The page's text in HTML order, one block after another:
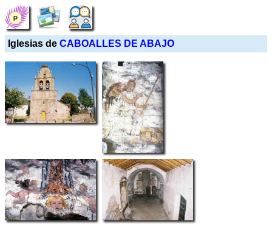
Iglesias de CABOALLES DE ABAJO